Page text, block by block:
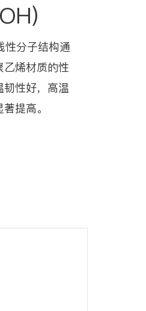
性分子结构通
烯材质的性
性好，高温
提高。